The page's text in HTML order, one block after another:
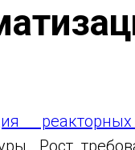
Рост